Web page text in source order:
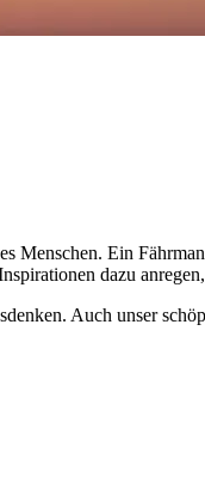
Ein
dazu
Auch unser